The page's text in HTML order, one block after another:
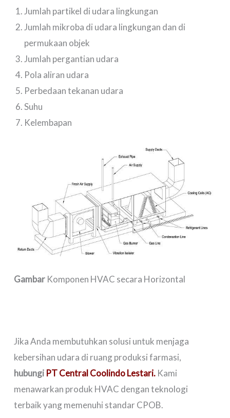
Jumlah partikel di udara lingkungan
Jumlah mikroba di udara lingkungan dan di
permukaan objek
Jumlah pergantian udara
Pola aliran udara
Perbedaan tekanan udara
Suhu
Kelembapan
Gambar Komponen HVAC secara Horizontal
Jika Anda membutuhkan solusi untuk menjaga
kebersihan udara di ruang produksi farmasi,
hubungi PT Central Coolindo Lestari. Kami
menawarkan produk HVAC dengan teknologi
terbaik yang memenuhi standar CPOB.